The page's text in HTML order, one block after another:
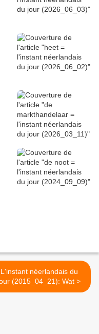
L'instant néerlandais du
jour (2015_04_21): Wat >